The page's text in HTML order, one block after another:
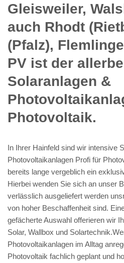
Gleisweiler,
auch Rhodt
(Pfalz),
PV️ ist der
Solaranlagen &
Photovoltaik.
In Ihrer Hainfeld sind wir intensive
Photovoltaikanlagen Profi für
bereits lange vergeblich ein
Hierbei wenden Sie sich an unser
verlässlich ausgeliefert werden
von hoher Beschaffenheit sind.
gefächerte Auswahl offerieren wir
Solar, Wallbox und
Photovoltaikanlagen im Alltag
Photovoltaik fachlich geplant und